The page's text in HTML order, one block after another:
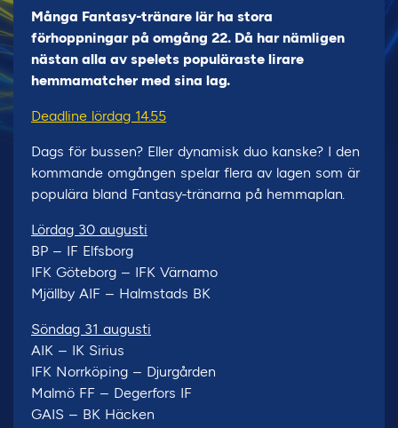
Många Fantasy-tränare lär ha stora
förhoppningar på omgång 22. Då har nämligen
nästan alla av spelets populäraste lirare
hemmamatcher med sina lag.
Deadline lördag 14.55
Dags för bussen? Eller dynamisk duo kanske? I den
kommande omgången spelar flera av lagen som är
populära bland Fantasy-tränarna på hemmaplan.
Lördag 30 augusti
BP – IF Elfsborg
IFK Göteborg – IFK Värnamo
Mjällby AIF – Halmstads BK
Söndag 31 augusti
AIK – IK Sirius
IFK Norrköping – Djurgården
Malmö FF – Degerfors IF
GAIS – BK Häcken